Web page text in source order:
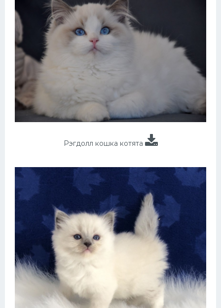
Рэгдолл кошка котята